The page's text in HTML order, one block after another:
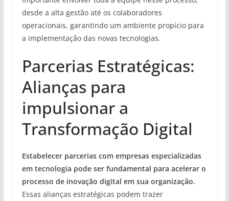
desde a alta gestão até os colaboradores
operacionais, garantindo um ambiente propício para
a implementação das novas tecnologias.
Parcerias Estratégicas:
Alianças para
impulsionar a
Transformação Digital
Estabelecer parcerias com empresas especializadas
em tecnologia pode ser fundamental para acelerar o
processo de inovação digital em sua organização.
Essas alianças estratégicas podem trazer